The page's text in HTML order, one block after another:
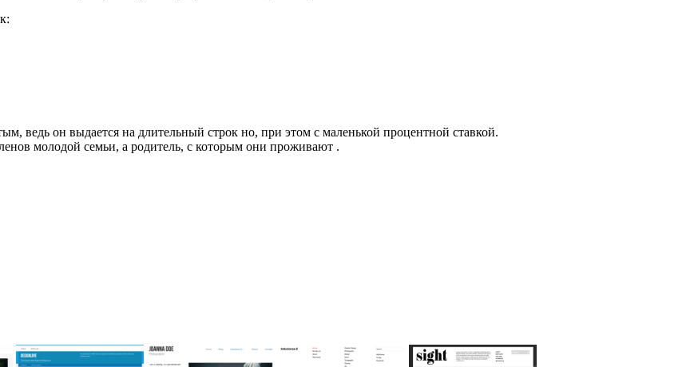
ведь он выдается на длительный строк но, при этом с маленькой процентной ставкой.
молодой семьи, а родитель, с которым они проживают .